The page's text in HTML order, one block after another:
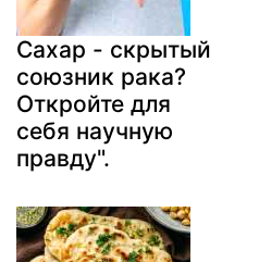
Сахар - скрытый
союзник рака?
Откройте для
себя научную
правду".